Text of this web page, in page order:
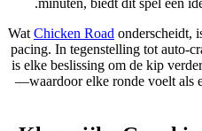
Wat Chicken Road onderscheidt,
pacing. In tegenstelling tot
is elke beslissing om de kip
—waardoor elke ronde voelt als